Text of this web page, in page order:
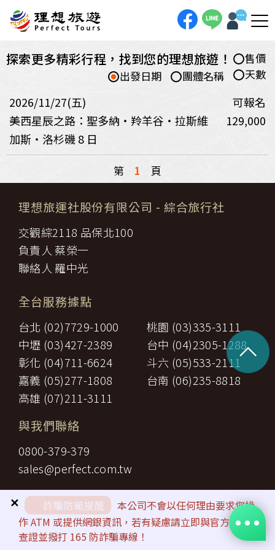
探索更多精彩行程，找到您的理想旅遊！
售價
天數
團體名稱
出發日期
2026/11/27(五)
可報名
美西星辰之路：聖多納・羚羊谷・拉斯維
加斯・洛杉磯 8 日
129,000
第 1 頁
詐騙防範提醒
本公司不會以任何理由要求您操
作 ATM 或提供網銀資訊，若有疑慮請立即與官方客服
查證並撥打 165 防詐騙專線！
✕
理想旅運社股份有限公司 - 綜合旅行社
交觀綜2118 品保北100
負責人 蔡榮一
聯絡人 羅中光
全台服務據點
台北 (02)7729-1000
桃園 (03)335-3111
中壢 (03)427-2389
台中 (04)2305-1288
彰化 (04)711-6624
斗六 (05)533-2111
嘉義 (05)277-1808
台南 (06)235-8818
高雄 (07)211-3111
與我們聯絡
0800-379-379
sales@perfect.com.tw
^